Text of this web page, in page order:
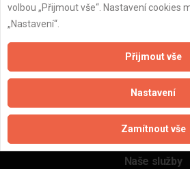
Zpracování a ochrana
Zásady pro používání
Obchodní podmínky
Obchodní podmínky
Reference
Naše excelové tabulky
Naše služby
volbou „Přijmout vše“. Nastavení cookies
„Nastavení“.
Přijmout vše
Nastavení
Zamítnout vše